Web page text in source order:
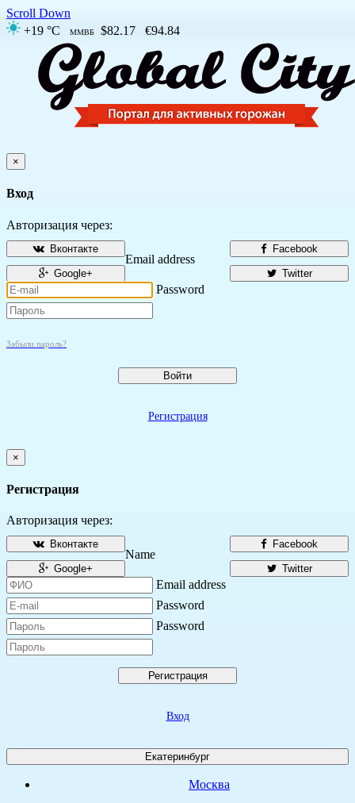
Scroll Down
+19 °C
ММВБ $82.17 €94.84
×
Вход
Авторизация через:
Facebook
Вконтакте
Twitter
Google+
Email address
Password
Забыли пароль?
Войти
Регистрация
×
Регистрация
Авторизация через:
Facebook
Вконтакте
Twitter
Google+
Name
Email address
Password
Password
Регистрация
Вход
Екатеринбург
Москва